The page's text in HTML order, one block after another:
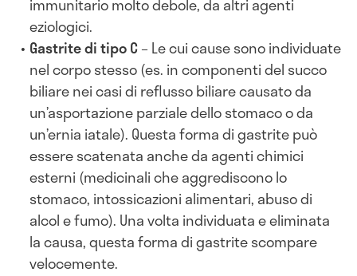
immunitario molto debole, da altri agenti
eziologici.
Gastrite di tipo C– Le cui cause sono individuate
nel corpo stesso (es. in componenti del succo
biliare nei casi di reflusso biliare causato da
un’asportazione parziale dello stomaco o da
un’ernia iatale). Questa forma di gastrite può
essere scatenata anche da agenti chimici
esterni (medicinali che aggrediscono lo
stomaco, intossicazioni alimentari, abuso di
alcol e fumo). Una volta individuata e eliminata
la causa, questa forma di gastrite scompare
velocemente.